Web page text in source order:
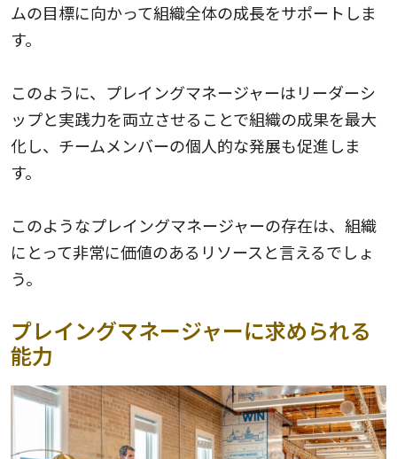
ムの目標に向かって組織全体の成長をサポートしま
す。
このように、プレイングマネージャーはリーダーシ
ップと実践力を両立させることで組織の成果を最大
化し、チームメンバーの個人的な発展も促進しま
す。
このようなプレイングマネージャーの存在は、組織
にとって非常に価値のあるリソースと言えるでしょ
う。
プレイングマネージャーに求められる
能力